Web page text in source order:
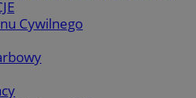
Cywilnego